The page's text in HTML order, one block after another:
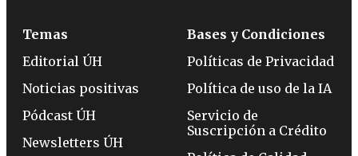
Temas
Editorial ÚH
Noticias positivas
Pódcast ÚH
Newsletters ÚH
Bases y Condiciones
Políticas de Privacidad
Política de uso de la IA
Servicio de
Suscripción a Crédito